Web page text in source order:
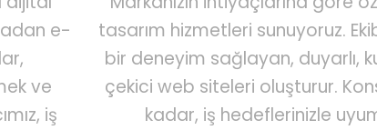
e-
ve
iş
tasarım hizmetleri sunuyoruz.
bir deneyim sağlayan, duyarlı,
çekici web siteleri oluşturur.
kadar, iş hedeflerinizle